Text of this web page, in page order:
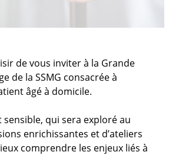
de vous inviter à la Grande
de la SSMG consacrée à
âgé à domicile.
qui sera exploré au
enrichissantes et d’ateliers
comprendre les enjeux liés à